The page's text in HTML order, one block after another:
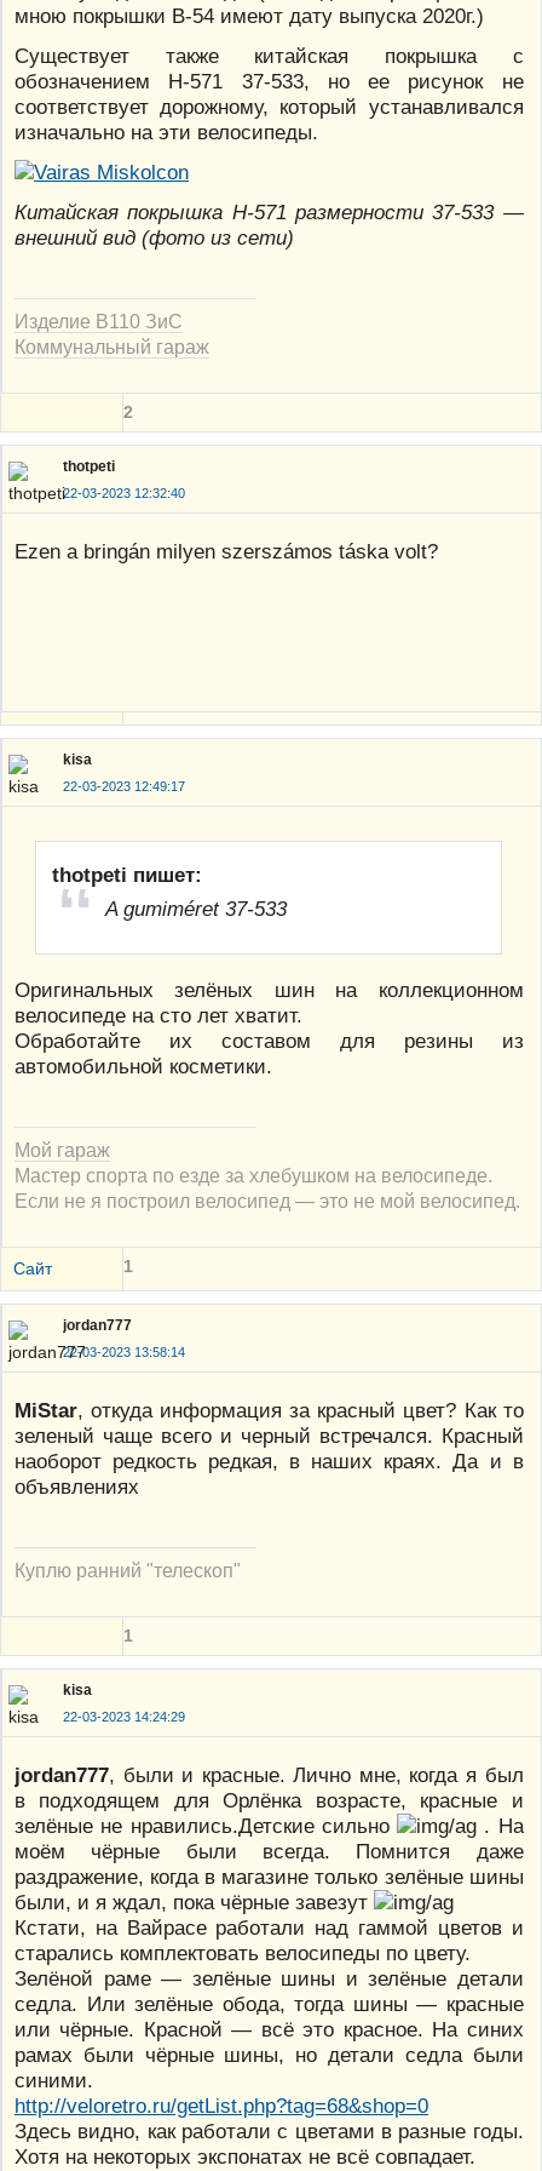
мною покрышки В-54 имеют дату выпуска 2020г.)
Существует также китайская покрышка с
обозначением H-571 37-533, но ее рисунок не
соответствует дорожному, который устанавливался
изначально на эти велосипеды.
Китайская покрышка H-571 размерности 37-533 —
внешний вид (фото из сети)
Изделие В110 ЗиС
Коммунальный гараж
2
thotpeti
22-03-2023 12:32:40
Ezen a bringán milyen szerszámos táska volt?
kisa
22-03-2023 12:49:17
thotpeti пишет:
A gumiméret 37-533
Оригинальных зелёных шин на коллекционном
велосипеде на сто лет хватит.
Обработайте их составом для резины из
автомобильной косметики.
Мой гараж
Мастер спорта по езде за хлебушком на велосипеде.
Если не я построил велосипед — это не мой велосипед.
Сайт 1
jordan777
22-03-2023 13:58:14
MiStar, откуда информация за красный цвет? Как то
зеленый чаще всего и черный встречался. Красный
наоборот редкость редкая, в наших краях. Да и в
объявлениях
Куплю ранний "телескоп"
1
kisa
22-03-2023 14:24:29
jordan777, были и красные. Лично мне, когда я был
в подходящем для Орлёнка возрасте, красные и
зелёные не нравились.Детские сильно
. На
моём чёрные были всегда. Помнится даже
раздражение, когда в магазине только зелёные шины
были, и я ждал, пока чёрные завезут
Кстати, на Вайрасе работали над гаммой цветов и
старались комплектовать велосипеды по цвету.
Зелёной раме — зелёные шины и зелёные детали
седла. Или зелёные обода, тогда шины — красные
или чёрные. Красной — всё это красное. На синих
рамах были чёрные шины, но детали седла были
синими.
http://veloretro.ru/getList.php?tag=68&shop=0
Здесь видно, как работали с цветами в разные годы.
Хотя на некоторых экспонатах не всё совпадает.